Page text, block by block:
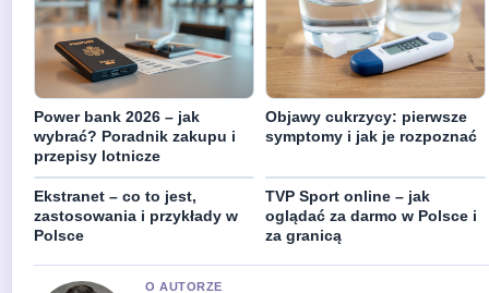
Power bank 2026 – jak
wybrać? Poradnik zakupu i
przepisy lotnicze
Objawy cukrzycy: pierwsze
symptomy i jak je rozpoznać
Ekstranet – co to jest,
zastosowania i przykłady w
Polsce
TVP Sport online – jak
oglądać za darmo w Polsce i
za granicą
O AUTORZE